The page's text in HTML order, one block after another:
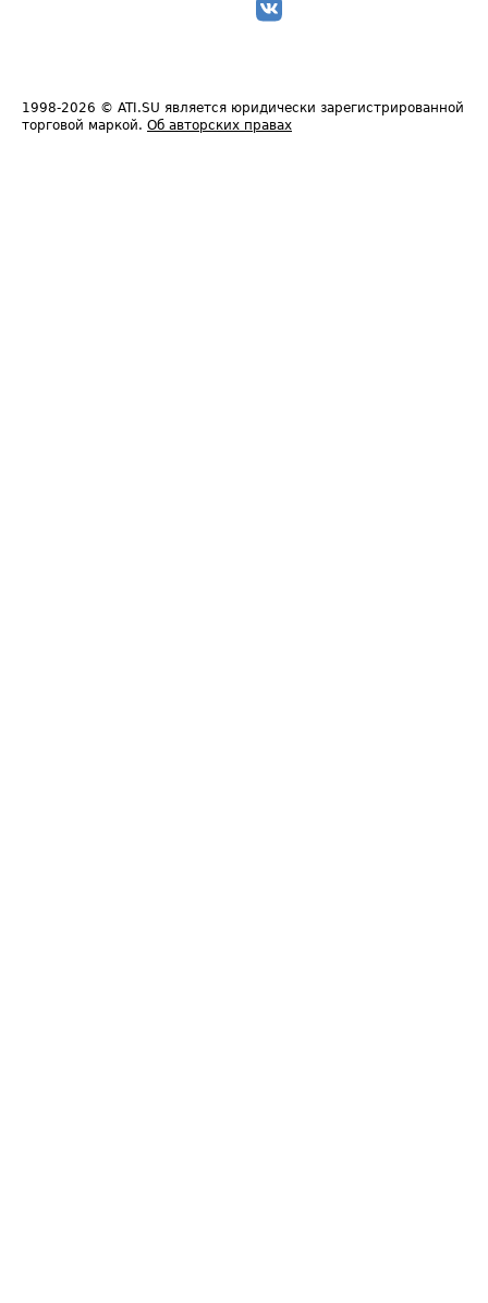
1998-2026 © ATI.SU является юридически зарегистрированной
торговой маркой. Об авторских правах